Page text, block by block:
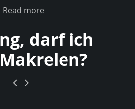
Read more
darf ich